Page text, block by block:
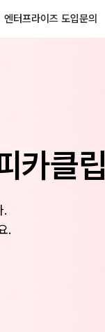
엔터프라이즈 도입문의
카클립
.
.